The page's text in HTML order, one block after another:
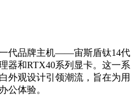
代品牌主机——宙斯盾钛14代
器和RTX40系列显卡。这一系
外观设计引领潮流，旨在为用
公体验。